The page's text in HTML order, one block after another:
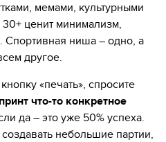
мемами, культурными
ценит минимализм,
Спортивная ниша – одно, а
другое.
«печать», спросите
что-то конкретное
да – это уже 50% успеха.
небольшие партии,